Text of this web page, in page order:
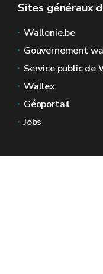
Sites généraux
Wallonie.be
Gouvernement
Service public de
Wallex
Géoportail
Jobs